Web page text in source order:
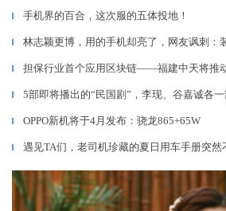
▎ 手机界的百合，这次服的五体投地！
▎ 林志颖更博，用的手机却亮了，网友讽刺：
▎ 担保行业首个应用区块链——福建中天将推
▎ 5部即将播出的“民国剧”，李现、谷嘉诚各
▎ OPPO新机将于4月发布：骁龙865+65W
▎ 遇见TA们，老司机珍藏的夏日用车手册突然